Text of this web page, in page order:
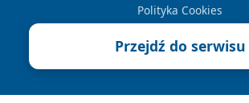
Polityka Cookies
Przejdź do serwisu